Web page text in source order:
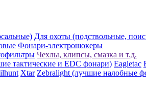
Для охоты (подствольные,
Фонари-электрошокеры
Чехлы, клипсы, смазка и т.д.
тактические и EDC фонари) Eagletac
Xtar Zebralight (лучшие налобные